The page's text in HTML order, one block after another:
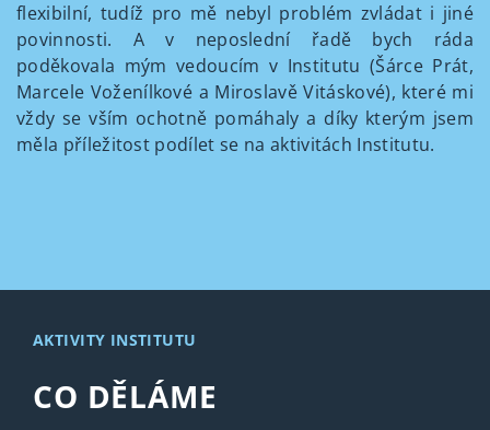
flexibilní, tudíž pro mě nebyl problém zvládat i jiné
povinnosti. A v neposlední řadě bych ráda
poděkovala mým vedoucím v Institutu (Šárce Prát,
Marcele Voženílkové a Miroslavě Vitáskové), které mi
vždy se vším ochotně pomáhaly a díky kterým jsem
měla příležitost podílet se na aktivitách Institutu.
CO DĚLÁME
AKTIVITY INSTITUTU